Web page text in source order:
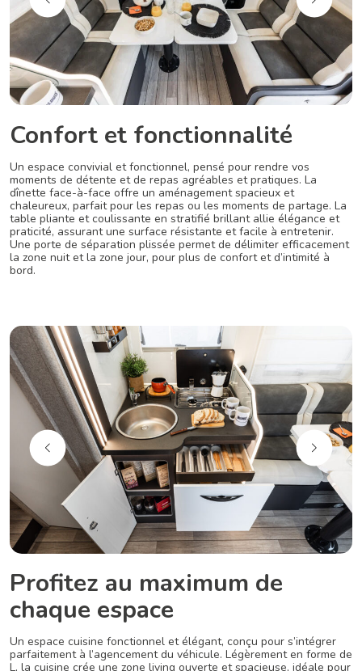
Confort et fonctionnalité
Un espace convivial et fonctionnel, pensé pour rendre vos
moments de détente et de repas agréables et pratiques. La
dînette face-à-face offre un aménagement spacieux et
chaleureux, parfait pour les repas ou les moments de partage. La
table pliante et coulissante en stratifié brillant allie élégance et
praticité, assurant une surface résistante et facile à entretenir.
Une porte de séparation plissée permet de délimiter efficacement
la zone nuit et la zone jour, pour plus de confort et d’intimité à
bord.
Profitez au maximum de
chaque espace
Un espace cuisine fonctionnel et élégant, conçu pour s’intégrer
parfaitement à l’agencement du véhicule. Légèrement en forme de
L, la cuisine crée une zone living ouverte et spacieuse, idéale pour